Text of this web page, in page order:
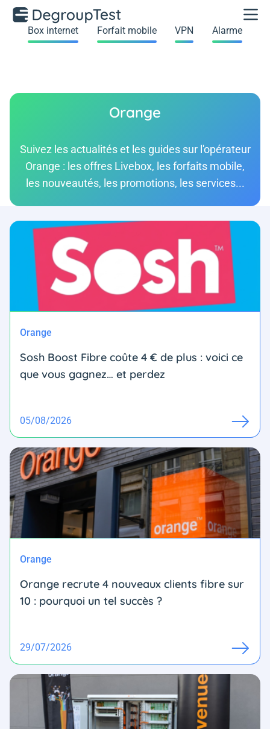
Box internet Forfait mobile VPN Alarme
Orange
Suivez les actualités et les guides sur l'opérateur
Orange : les offres Livebox, les forfaits mobile,
les nouveautés, les promotions, les services...
Orange
Sosh Boost Fibre coûte 4 € de plus : voici ce
que vous gagnez… et perdez
05/08/2026
Orange
Orange recrute 4 nouveaux clients fibre sur
10 : pourquoi un tel succès ?
29/07/2026